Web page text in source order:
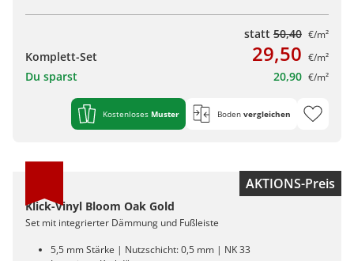
statt 50,40 €/m²
Komplett-Set 29,50 €/m²
Du sparst 20,90 €/m²
Kostenloses Muster Boden vergleichen
AKTIONS-Preis
Klick-Vinyl Bloom Oak Gold
Set mit integrierter Dämmung und Fußleiste
5,5 mm Stärke | Nutzschicht: 0,5 mm | NK 33